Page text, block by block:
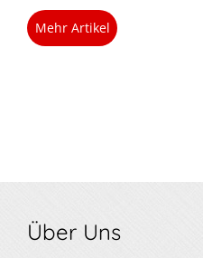
Mehr Artikel
Über Uns